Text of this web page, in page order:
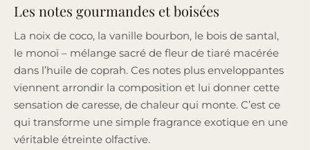
Les notes gourmandes et boisées
La noix de coco, la vanille bourbon, le bois de santal,
le monoï – mélange sacré de fleur de tiaré macérée
dans l’huile de coprah. Ces notes plus enveloppantes
viennent arrondir la composition et lui donner cette
sensation de caresse, de chaleur qui monte. C’est ce
qui transforme une simple fragrance exotique en une
véritable étreinte olfactive.